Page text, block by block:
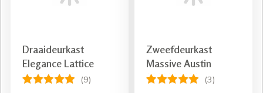
Draaideurkast
Elegance Lattice
(9)
Zweefdeurkast
Massive Austin
(3)